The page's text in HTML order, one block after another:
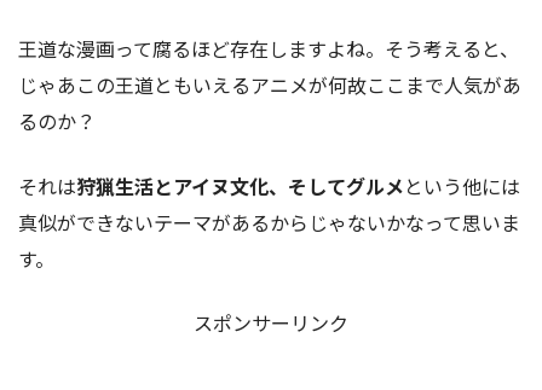
王道な漫画って腐るほど存在しますよね。そう考えると、
じゃあこの王道ともいえるアニメが何故ここまで人気があ
るのか？
それは狩猟生活とアイヌ文化、そしてグルメという他には
真似ができないテーマがあるからじゃないかなって思いま
す。
スポンサーリンク